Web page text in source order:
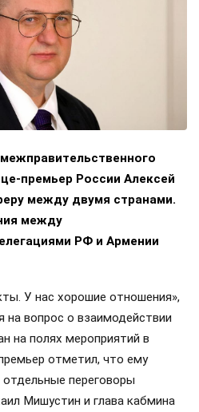
премьер России Алексей
между двумя странами.
между
РФ и Армении
У нас хорошие отношения»,
на вопрос о взаимодействии
на полях мероприятий в
отметил, что ему
переговоры
Мишустин и глава кабмина